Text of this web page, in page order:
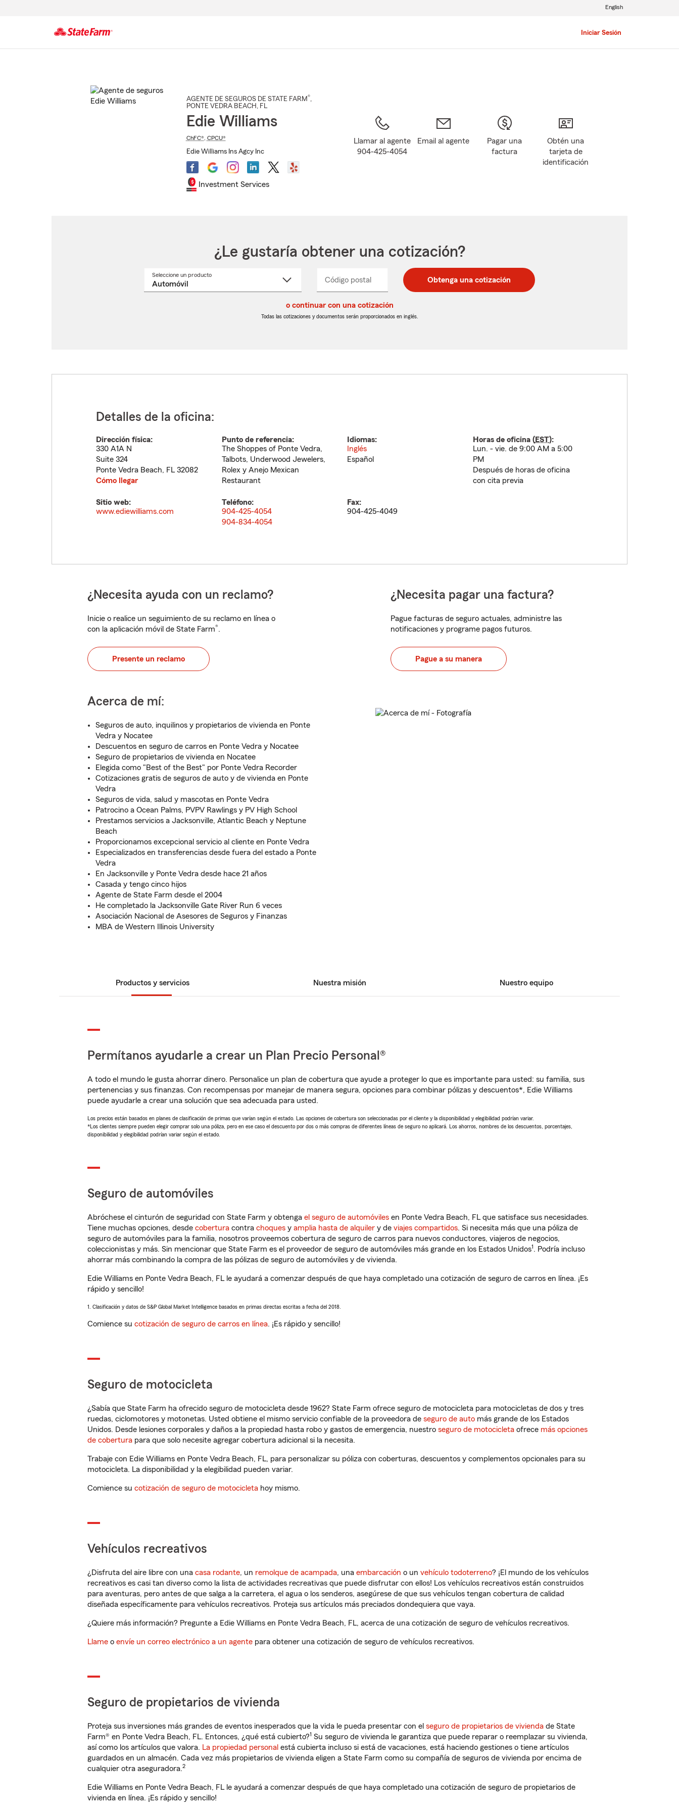
Iniciar Sesión
English
AGENTE DE SEGUROS DE STATE FARM®,
PONTE VEDRA BEACH , FL
Edie Williams
ChFC®, CPCU®
Edie Williams Ins Agcy Inc
Investment Services
Llamar al agente
904-425-4054
Email al agente
Pagar una
factura
Obtén una
tarjeta de
identificación
¿Le gustaría obtener una cotización?
Seleccione un productoSeleccione
Código postal
postal
de
postal
de
_____ Obtenga una cotización
o continuar con una cotización
Todas las cotizaciones y documentos serán proporcionados en inglés.
Detalles de la oficina:
Dirección física:
330 A1A N
Suite 324
Ponte Vedra Beach, FL 32082
Cómo llegar
Punto de referencia:
The Shoppes of Ponte Vedra,
Talbots, Underwood Jewelers,
Rolex y Anejo Mexican
Restaurant
Idiomas:
Inglés
Español
Horas de oficina (EST):
Lun. - vie. de 9:00 AM a 5:00
PM
Después de horas de oficina
con cita previa
Sitio web:
www.ediewilliams.com
Teléfono:
904-425-4054
904-834-4054
Fax:
904-425-4049
¿Necesita ayuda con un reclamo?
Inicie o realice un seguimiento de su reclamo en línea o
con la aplicación móvil de State Farm®.
Presente un reclamo
¿Necesita pagar una factura?
Pague facturas de seguro actuales, administre las
notificaciones y programe pagos futuros.
Pague a su manera
Acerca de mí:
Seguros de auto, inquilinos y propietarios de vivienda en Ponte
Vedra y Nocatee
Descuentos en seguro de carros en Ponte Vedra y Nocatee
Seguro de propietarios de vivienda en Nocatee
Elegida como "Best of the Best" por Ponte Vedra Recorder
Cotizaciones gratis de seguros de auto y de vivienda en Ponte
Vedra
Seguros de vida, salud y mascotas en Ponte Vedra
Patrocino a Ocean Palms, PVPV Rawlings y PV High School
Prestamos servicios a Jacksonville, Atlantic Beach y Neptune
Beach
Proporcionamos excepcional servicio al cliente en Ponte Vedra
Especializados en transferencias desde fuera del estado a Ponte
Vedra
En Jacksonville y Ponte Vedra desde hace 21 años
Casada y tengo cinco hijos
Agente de State Farm desde el 2004
He completado la Jacksonville Gate River Run 6 veces
Asociación Nacional de Asesores de Seguros y Finanzas
MBA de Western Illinois University
Productos y servicios Nuestra misión Nuestro equipo
Permítanos ayudarle a crear un Plan Precio Personal®
A todo el mundo le gusta ahorrar dinero. Personalice un plan de cobertura que ayude a proteger lo que es importante para usted: su familia, sus
pertenencias y sus finanzas. Con recompensas por manejar de manera segura, opciones para combinar pólizas y descuentos*, Edie Williams
puede ayudarle a crear una solución que sea adecuada para usted.
Los precios están basados en planes de clasificación de primas que varían según el estado. Las opciones de cobertura son seleccionadas por el cliente y la disponibilidad y elegibilidad podrían variar.
*Los clientes siempre pueden elegir comprar solo una póliza, pero en ese caso el descuento por dos o más compras de diferentes líneas de seguro no aplicará. Los ahorros, nombres de los descuentos, porcentajes,
disponibilidad y elegibilidad podrían variar según el estado.
Seguro de automóviles
Abróchese el cinturón de seguridad con State Farm y obtenga el seguro de automóviles en Ponte Vedra Beach, FL que satisface sus necesidades.
Tiene muchas opciones, desde cobertura contra choques y amplia hasta de alquiler y de viajes compartidos. Si necesita más que una póliza de
seguro de automóviles para la familia, nosotros proveemos cobertura de seguro de carros para nuevos conductores, viajeros de negocios,
coleccionistas y más. Sin mencionar que State Farm es el proveedor de seguro de automóviles más grande en los Estados Unidos1. Podría incluso
ahorrar más combinando la compra de las pólizas de seguro de automóviles y de vivienda.
Edie Williams en Ponte Vedra Beach, FL le ayudará a comenzar después de que haya completado una cotización de seguro de carros en línea. ¡Es
rápido y sencillo!
1. Clasificación y datos de S&P Global Market Intelligence basados en primas directas escritas a fecha del 2018.
Comience su cotización de seguro de carros en línea. ¡Es rápido y sencillo!
Seguro de motocicleta
¿Sabía que State Farm ha ofrecido seguro de motocicleta desde 1962? State Farm ofrece seguro de motocicleta para motocicletas de dos y tres
ruedas, ciclomotores y motonetas. Usted obtiene el mismo servicio confiable de la proveedora de seguro de auto más grande de los Estados
Unidos. Desde lesiones corporales y daños a la propiedad hasta robo y gastos de emergencia, nuestro seguro de motocicleta ofrece más opciones
de cobertura para que solo necesite agregar cobertura adicional si la necesita.
Trabaje con Edie Williams en Ponte Vedra Beach, FL, para personalizar su póliza con coberturas, descuentos y complementos opcionales para su
motocicleta. La disponibilidad y la elegibilidad pueden variar.
Comience su cotización de seguro de motocicleta hoy mismo.
Vehículos recreativos
¿Disfruta del aire libre con una casa rodante, un remolque de acampada, una embarcación o un vehículo todoterreno? ¡El mundo de los vehículos
recreativos es casi tan diverso como la lista de actividades recreativas que puede disfrutar con ellos! Los vehículos recreativos están construidos
para aventuras, pero antes de que salga a la carretera, el agua o los senderos, asegúrese de que sus vehículos tengan cobertura de calidad
diseñada específicamente para vehículos recreativos. Proteja sus artículos más preciados dondequiera que vaya.
¿Quiere más información? Pregunte a Edie Williams en Ponte Vedra Beach, FL, acerca de una cotización de seguro de vehículos recreativos.
Llame o envíe un correo electrónico a un agente para obtener una cotización de seguro de vehículos recreativos.
Seguro de propietarios de vivienda
Proteja sus inversiones más grandes de eventos inesperados que la vida le pueda presentar con el seguro de propietarios de vivienda de State
Farm® en Ponte Vedra Beach, FL. Entonces, ¿qué está cubierto?1 Su seguro de vivienda le garantiza que puede reparar o reemplazar su vivienda,
así como los artículos que valora. La propiedad personal está cubierta incluso si está de vacaciones, está haciendo gestiones o tiene artículos
guardados en un almacén. Cada vez más propietarios de vivienda eligen a State Farm como su compañía de seguros de vivienda por encima de
cualquier otra aseguradora.2
Edie Williams en Ponte Vedra Beach, FL le ayudará a comenzar después de que haya completado una cotización de seguro de propietarios de
vivienda en línea. ¡Es rápido y sencillo!